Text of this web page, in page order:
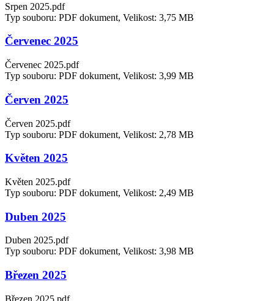
Srpen 2025.pdf
Typ souboru: PDF dokument, Velikost: 3,75 MB
Červenec 2025
Červenec 2025.pdf
Typ souboru: PDF dokument, Velikost: 3,99 MB
Červen 2025
Červen 2025.pdf
Typ souboru: PDF dokument, Velikost: 2,78 MB
Květen 2025
Květen 2025.pdf
Typ souboru: PDF dokument, Velikost: 2,49 MB
Duben 2025
Duben 2025.pdf
Typ souboru: PDF dokument, Velikost: 3,98 MB
Březen 2025
Březen 2025.pdf